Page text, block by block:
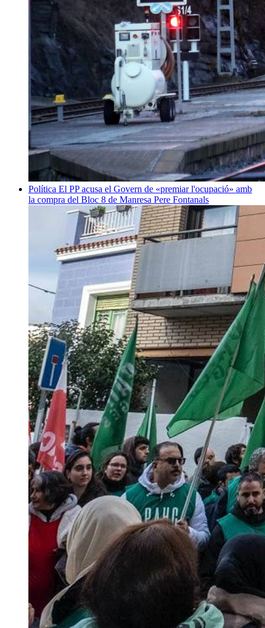
Política El PP acusa el Govern de «premiar l'ocupació» amb
la compra del Bloc 8 de Manresa Pere Fontanals